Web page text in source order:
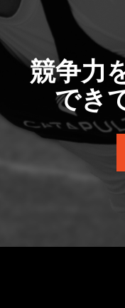
競争力
でき